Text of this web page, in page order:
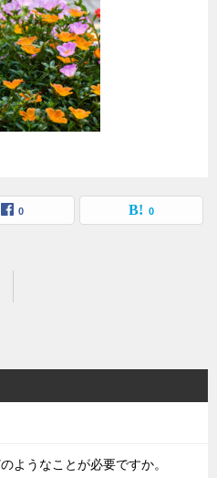
0 0
ようなことが必要ですか。